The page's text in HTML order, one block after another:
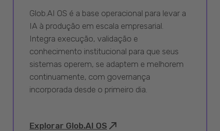
Glob.AI OS é a base operacional para levar a
IA à produção em escala empresarial.
Integra execução, validação e
conhecimento institucional para que seus
sistemas operem, se adaptem e melhorem
continuamente, com governança
incorporada desde o primeiro dia.
Explorar Glob.AI OS